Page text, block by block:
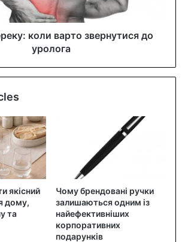
коли варто звернутися до
уролога
якісний
дому,
та
Чому брендовані ручки
залишаються одним із
найефективніших
корпоративних
подарунків